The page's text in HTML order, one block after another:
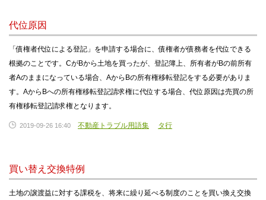
代位原因
「債権者代位による登記」を申請する場合に、債権者が債務者を代位できる
根拠のことです。CがBから土地を買ったが、登記簿上、所有者がBの前所有
者Aのままになっている場合、AからBの所有権移転登記をする必要がありま
す。AからBへの所有権移転登記請求権に代位する場合、代位原因は売買の所
有権移転登記請求権となります。
2019-09-26 16:40 不動産トラブル用語集 タ行
買い替え交換特例
土地の譲渡益に対する課税を、将来に繰り延べる制度のことを買い換え交換